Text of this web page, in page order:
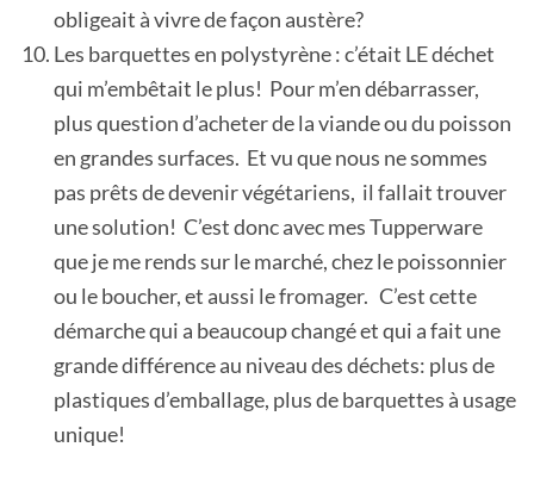
obligeait à vivre de façon austère?
Les barquettes en polystyrène : c’était LE déchet
qui m’embêtait le plus! Pour m’en débarrasser,
plus question d’acheter de la viande ou du poisson
en grandes surfaces. Et vu que nous ne sommes
pas prêts de devenir végétariens, il fallait trouver
une solution! C’est donc avec mes Tupperware
que je me rends sur le marché, chez le poissonnier
ou le boucher, et aussi le fromager. C’est cette
démarche qui a beaucoup changé et qui a fait une
grande différence au niveau des déchets: plus de
plastiques d’emballage, plus de barquettes à usage
unique!